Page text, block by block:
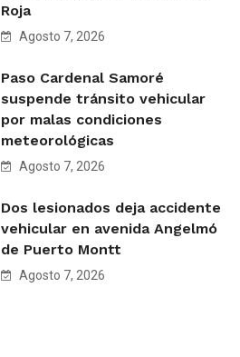
Roja
Agosto 7, 2026
Paso Cardenal Samoré
suspende tránsito vehicular
por malas condiciones
meteorológicas
Agosto 7, 2026
Dos lesionados deja accidente
vehicular en avenida Angelmó
de Puerto Montt
Agosto 7, 2026